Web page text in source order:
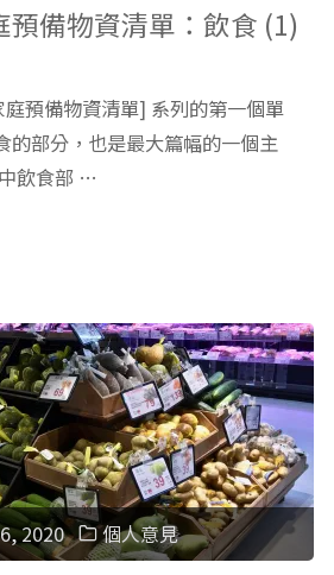
預備物資清單：飲食 (1)
預備物資清單] 系列的第一個單
的部分，也是最大篇幅的一個主
飲食部 …
2020 個人意見